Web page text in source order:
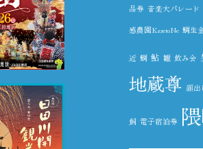
品券 音楽大パレード
感農園KazetoNe 鯛生
近 鯛 鮎 雛 飲み会
地蔵尊 顔出
飼 電子宿泊券